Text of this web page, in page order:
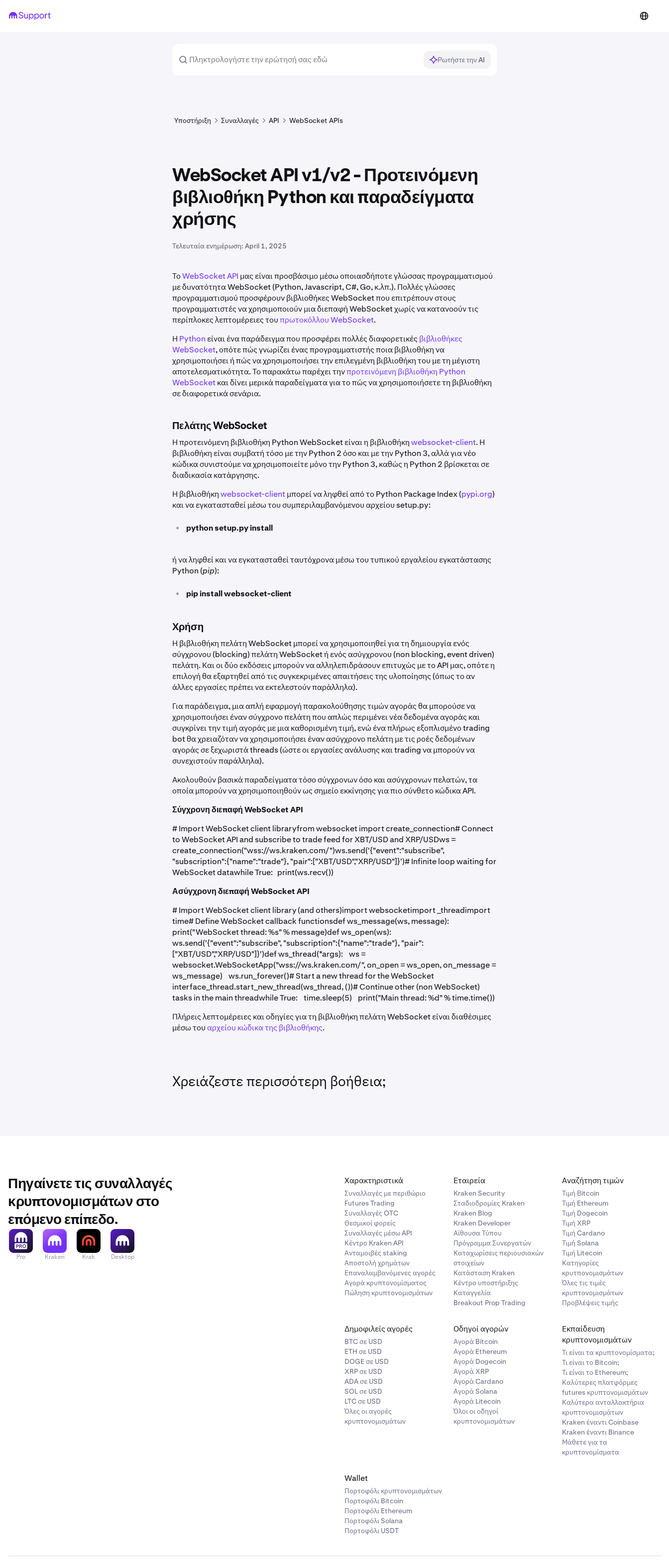
Ρωτήστε την AI
Υποστήριξη Συναλλαγές API WebSocket APIs
WebSocket API v1/v2 - Προτεινόμενη
βιβλιοθήκη Python και παραδείγματα
χρήσης
Τελευταία ενημέρωση: April 1, 2025
ΤοWebSocket API μας είναι προσβάσιμο μέσω οποιασδήποτε γλώσσας προγραμματισμού
με δυνατότητα WebSocket (Python, Javascript, C#, Go, κ.λπ.). Πολλές γλώσσες
προγραμματισμού προσφέρουν βιβλιοθήκες WebSocket που επιτρέπουν στους
προγραμματιστές να χρησιμοποιούν μια διεπαφή WebSocket χωρίς να κατανοούν τις
περίπλοκες λεπτομέρειες τουπρωτοκόλλου WebSocket.
Η Python είναι ένα παράδειγμα που προσφέρει πολλές διαφορετικές βιβλιοθήκες
WebSocket, οπότε πώς γνωρίζει ένας προγραμματιστής ποια βιβλιοθήκη να
χρησιμοποιήσει ή πώς να χρησιμοποιήσει την επιλεγμένη βιβλιοθήκη του με τη μέγιστη
αποτελεσματικότητα. Το παρακάτω παρέχει τηνπροτεινόμενη βιβλιοθήκη Python
WebSocketκαι δίνει μερικά παραδείγματα για το πώς να χρησιμοποιήσετε τη βιβλιοθήκη
σε διαφορετικά σενάρια.
Πελάτης WebSocket
Η προτεινόμενη βιβλιοθήκη Python WebSocket είναι η βιβλιοθήκηwebsocket-client. Η
βιβλιοθήκη είναι συμβατή τόσο με την Python 2 όσο και με την Python 3, αλλά για νέο
κώδικα συνιστούμε να χρησιμοποιείτε μόνο την Python 3, καθώς η Python 2 βρίσκεται σε
διαδικασία κατάργησης.
Η βιβλιοθήκηwebsocket-clientμπορεί να ληφθεί από το Python Package Index (pypi.org)
και να εγκατασταθεί μέσω του συμπεριλαμβανόμενου αρχείου setup.py:
• python setup.py install
ή να ληφθεί και να εγκατασταθεί ταυτόχρονα μέσω του τυπικού εργαλείου εγκατάστασης
Python (pip):
• pip install websocket-client
Χρήση
Η βιβλιοθήκη πελάτη WebSocket μπορεί να χρησιμοποιηθεί για τη δημιουργία ενός
σύγχρονου (blocking) πελάτη WebSocket ή ενός ασύγχρονου (non blocking, event driven)
πελάτη. Και οι δύο εκδόσεις μπορούν να αλληλεπιδράσουν επιτυχώς με το API μας, οπότε η
επιλογή θα εξαρτηθεί από τις συγκεκριμένες απαιτήσεις της υλοποίησης (όπως το αν
άλλες εργασίες πρέπει να εκτελεστούν παράλληλα).
Για παράδειγμα, μια απλή εφαρμογή παρακολούθησης τιμών αγοράς θα μπορούσε να
χρησιμοποιήσει έναν σύγχρονο πελάτη που απλώς περιμένει νέα δεδομένα αγοράς και
συγκρίνει την τιμή αγοράς με μια καθορισμένη τιμή, ενώ ένα πλήρως εξοπλισμένο trading
bot θα χρειαζόταν να χρησιμοποιήσει έναν ασύγχρονο πελάτη με τις ροές δεδομένων
αγοράς σε ξεχωριστά threads (ώστε οι εργασίες ανάλυσης και trading να μπορούν να
συνεχιστούν παράλληλα).
Ακολουθούν βασικά παραδείγματα τόσο σύγχρονων όσο και ασύγχρονων πελατών, τα
οποία μπορούν να χρησιμοποιηθούν ως σημείο εκκίνησης για πιο σύνθετο κώδικα API.
Σύγχρονη διεπαφή WebSocket API
# Import WebSocket client libraryfrom websocket import create_connection# Connect
to WebSocket API and subscribe to trade feed for XBT/USD and XRP/USDws =
create_connection("wss://ws.kraken.com/")ws.send('{"event":"subscribe",
"subscription":{"name":"trade"}, "pair":["XBT/USD","XRP/USD"]}')# Infinite loop waiting for
WebSocket datawhile True: print(ws.recv())
Ασύγχρονη διεπαφή WebSocket API
# Import WebSocket client library (and others)import websocketimport _threadimport
time# Define WebSocket callback functionsdef ws_message(ws, message):
print("WebSocket thread: %s" % message)def ws_open(ws):
ws.send('{"event":"subscribe", "subscription":{"name":"trade"}, "pair":
["XBT/USD","XRP/USD"]}')def ws_thread(*args): ws =
websocket.WebSocketApp("wss://ws.kraken.com/", on_open = ws_open, on_message =
ws_message) ws.run_forever()# Start a new thread for the WebSocket
interface_thread.start_new_thread(ws_thread, ())# Continue other (non WebSocket)
tasks in the main threadwhile True: time.sleep(5) print("Main thread: %d" % time.time())
Πλήρεις λεπτομέρειες και οδηγίες για τη βιβλιοθήκη πελάτη WebSocket είναι διαθέσιμες
μέσω τουαρχείου κώδικα της βιβλιοθήκης.
Χρειάζεστε περισσότερη βοήθεια;
Πηγαίνετε τις συναλλαγές
κρυπτονομισμάτων στο
επόμενο επίπεδο.
Pro Kraken Krak Desktop
Χαρακτηριστικά
Συναλλαγές με περιθώριο
Futures Trading
Συναλλαγές OTC
Θεσμικοί φορείς
Συναλλαγές μέσω API
Κέντρο Kraken API
Ανταμοιβές staking
Αποστολή χρημάτων
Επαναλαμβανόμενες αγορές
Αγορά κρυπτονομίσματος
Πώληση κρυπτονομισμάτων
Εταιρεία
Kraken Security
Σταδιοδρομίες Kraken
Kraken Blog
Kraken Developer
Αίθουσα Τύπου
Πρόγραμμα Συνεργατών
Καταχωρίσεις περιουσιακών
στοιχείων
Κατάσταση Kraken
Κέντρο υποστήριξης
Καταγγελία
Breakout Prop Trading
Αναζήτηση τιμών
Τιμή Βitcoin
Τιμή Ethereum
Τιμή Dogecoin
Τιμή XRP
Τιμή Cardano
Τιμή Solana
Τιμή Litecoin
Κατηγορίες
κρυτπονομισμάτων
Όλες τις τιμές
κρυπτονομισμάτων
Προβλέψεις τιμής
Δημοφιλείς αγορές
BTC σε USD
ETH σε USD
DOGE σε USD
XRP σε USD
ADA σε USD
SOL σε USD
LTC σε USD
Όλες οι αγορές
κρυπτονομισμάτων
Οδηγοί αγορών
Αγορά Bitcoin
Αγορά Ethereum
Αγορά Dogecoin
Αγορά XRP
Αγορά Cardano
Αγορά Solana
Αγορά Litecoin
Όλοι οι οδηγοί
κρυπτονομισμάτων
Εκπαίδευση
κρυπτονομισμάτων
Τι είναι τα κρυπτονομίσματα;
Τι είναι το Bitcoin;
Τι είναι το Ethereum;
Καλύτερες πλατφόρμες
futures κρυπτονομισμάτων
Καλύτερα ανταλλακτήρια
κρυπτονομισμάτων
Kraken έναντι Coinbase
Kraken έναντι Binance
Μάθετε για τα
κρυπτονομίσματα
Wallet
Πορτοφόλι κρυπτονομισμάτων
Πορτοφόλι Bitcoin
Πορτοφόλι Ethereum
Πορτοφόλι Solana
Πορτοφόλι USDT